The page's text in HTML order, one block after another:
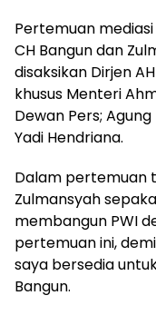
Pertemuan mediasi
CH Bangun dan
disaksikan Dirjen
khusus Menteri
Dewan Pers;
Yadi Hendriana.
Dalam pertemuan
Zulmansyah
membangun PWI
pertemuan ini,
saya bersedia
Bangun.